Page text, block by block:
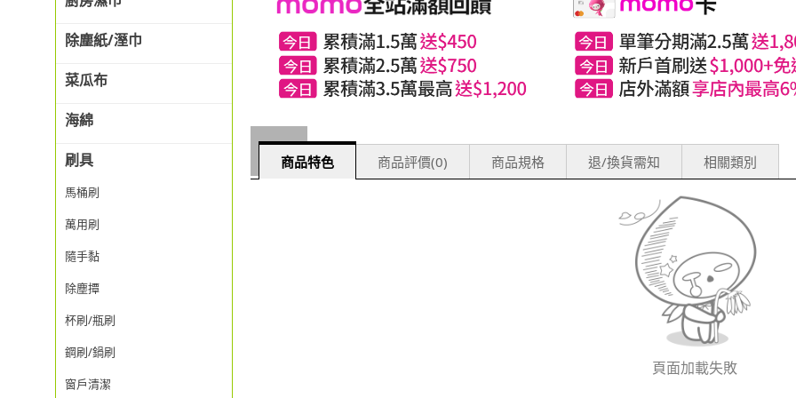
除塵紙/溼巾
菜瓜布
海綿
刷具
馬桶刷
萬用刷
隨手黏
除塵撢
杯刷/瓶刷
鋼刷/鍋刷
窗戶清潔
商品特色 商品評價(0) 商品規格 退/換貨需知 相關類別
頁面加載失敗